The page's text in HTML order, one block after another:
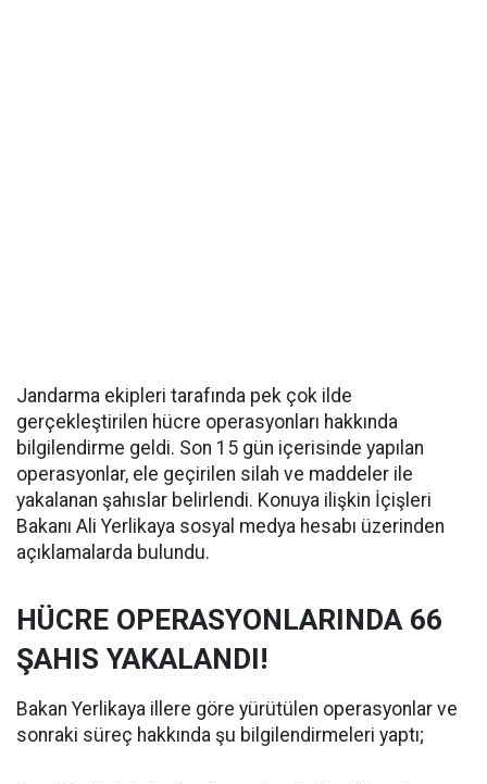
Jandarma ekipleri tarafında pek çok ilde
gerçekleştirilen hücre operasyonları hakkında
bilgilendirme geldi. Son 15 gün içerisinde yapılan
operasyonlar, ele geçirilen silah ve maddeler ile
yakalanan şahıslar belirlendi. Konuya ilişkin İçişleri
Bakanı Ali Yerlikaya sosyal medya hesabı üzerinden
açıklamalarda bulundu.
HÜCRE OPERASYONLARINDA 66
ŞAHIS YAKALANDI!
Bakan Yerlikaya illere göre yürütülen operasyonlar ve
sonraki süreç hakkında şu bilgilendirmeleri yaptı;